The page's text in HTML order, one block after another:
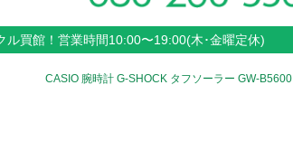
ル買館！営業時間10:00〜19:00(木･金曜定休)
CASIO 腕時計 G-SHOCK タフソーラー GW-